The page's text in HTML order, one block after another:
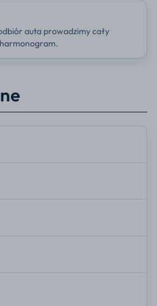
auta prowadzimy cały